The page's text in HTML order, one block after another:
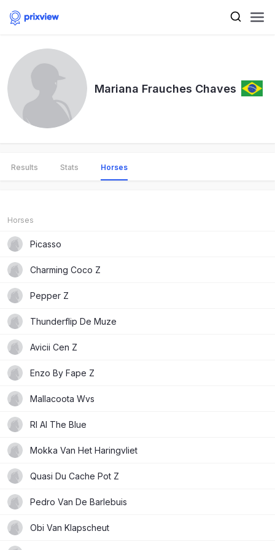
Mariana Frauches Chaves
Results Stats Horses
Horses
Picasso
Charming Coco Z
Pepper Z
Thunderflip De Muze
Avicii Cen Z
Enzo By Fape Z
Mallacoota Wvs
Rl Al The Blue
Mokka Van Het Haringvliet
Quasi Du Cache Pot Z
Pedro Van De Barlebuis
Obi Van Klapscheut